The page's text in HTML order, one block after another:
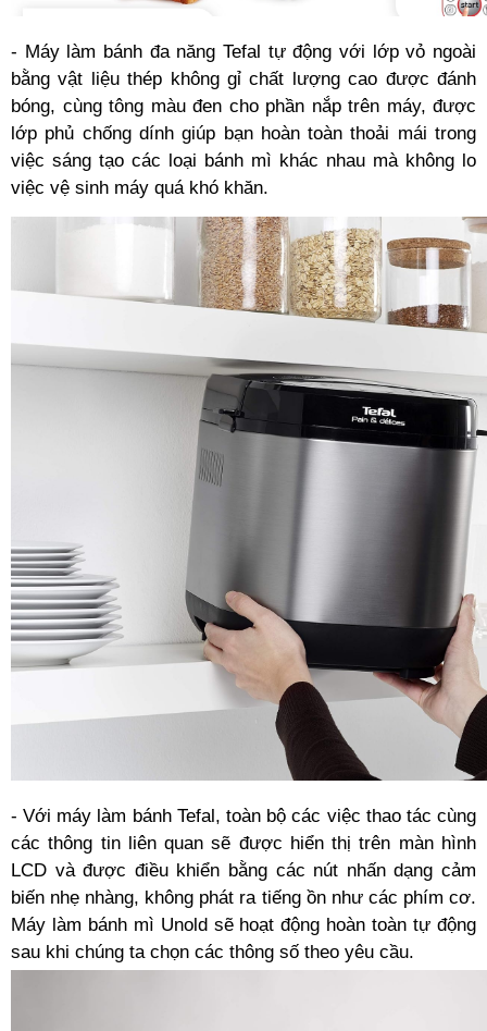
- Máy làm bánh đa năng Tefal tự động với lớp vỏ ngoài
bằng vật liệu thép không gỉ chất lượng cao được đánh
bóng, cùng tông màu đen cho phần nắp trên máy, được
lớp phủ chống dính giúp bạn hoàn toàn thoải mái trong
việc sáng tạo các loại bánh mì khác nhau mà không lo
việc vệ sinh máy quá khó khăn.
- Với máy làm bánh Tefal, toàn bộ các việc thao tác cùng
các thông tin liên quan sẽ được hiển thị trên màn hình
LCD và được điều khiển bằng các nút nhấn dạng cảm
biến nhẹ nhàng, không phát ra tiếng ồn như các phím cơ.
Máy làm bánh mì Unold sẽ hoạt động hoàn toàn tự động
sau khi chúng ta chọn các thông số theo yêu cầu.